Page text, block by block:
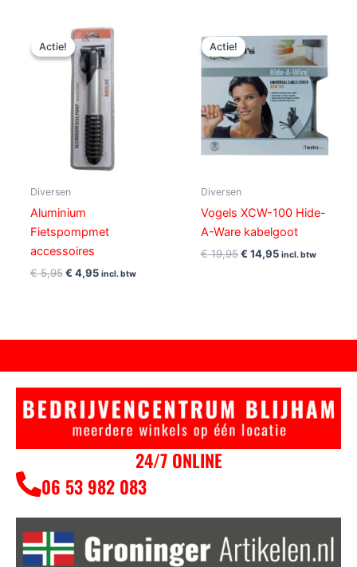
Actie!
Actie!
Diversen
Aluminium
Fietspompmet
accessoires
€5,95
Oorspronkelijke
prijs
was:
€ 5,95.
€ 4,95
Huidige
prijs
is:
€ 4,95.
incl. btw
Actie!
Actie!
Diversen
Vogels XCW-100 Hide-
A-Ware kabelgoot
€19,95
prijs
was:
€ 19,95.
€ 14,95
prijs
is:
€ 14,95.
incl. btw
24/7 ONLINE
06 53 982 083